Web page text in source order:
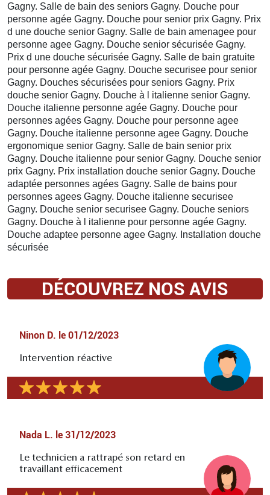
Gagny. Salle de bain des seniors Gagny. Douche pour
personne agée Gagny. Douche pour senior prix Gagny. Prix
d une douche senior Gagny. Salle de bain amenagee pour
personne agee Gagny. Douche senior sécurisée Gagny.
Prix d une douche sécurisée Gagny. Salle de bain gratuite
pour personne agée Gagny. Douche securisee pour senior
Gagny. Douches sécurisées pour seniors Gagny. Prix
douche senior Gagny. Douche à l italienne senior Gagny.
Douche italienne personne agée Gagny. Douche pour
personnes agées Gagny. Douche pour personne agee
Gagny. Douche italienne personne agee Gagny. Douche
ergonomique senior Gagny. Salle de bain senior prix
Gagny. Douche italienne pour senior Gagny. Douche senior
prix Gagny. Prix installation douche senior Gagny. Douche
adaptée personnes agées Gagny. Salle de bains pour
personnes agees Gagny. Douche italienne securisee
Gagny. Douche senior securisee Gagny. Douche seniors
Gagny. Douche à l italienne pour personne agée Gagny.
Douche adaptee personne agee Gagny. Installation douche
sécurisée
DÉCOUVREZ NOS AVIS
Ninon D. le 01/12/2023
Intervention réactive
Nada L. le 31/12/2023
Le technicien a rattrapé son retard en
travaillant efficacement